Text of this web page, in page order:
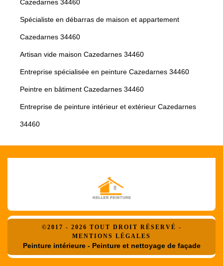
Cazedarnes 34460
Spécialiste en débarras de maison et appartement
Cazedarnes 34460
Artisan vide maison Cazedarnes 34460
Entreprise spécialisée en peinture Cazedarnes 34460
Peintre en bâtiment Cazedarnes 34460
Entreprise de peinture intérieur et extérieur Cazedarnes
34460
©2017 - 2026 TOUT DROIT RÉSERVÉ -
MENTIONS LÉGALES
Peinture intérieure - Peinture et nettoyage de façade